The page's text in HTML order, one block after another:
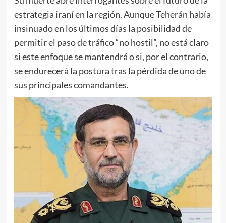
estrategia iraní en la región. Aunque Teherán había
insinuado en los últimos días la posibilidad de
permitir el paso de tráfico “no hostil”, no está claro
si este enfoque se mantendrá o si, por el contrario,
se endurecerá la postura tras la pérdida de uno de
sus principales comandantes.